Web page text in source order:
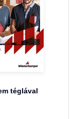
téglával